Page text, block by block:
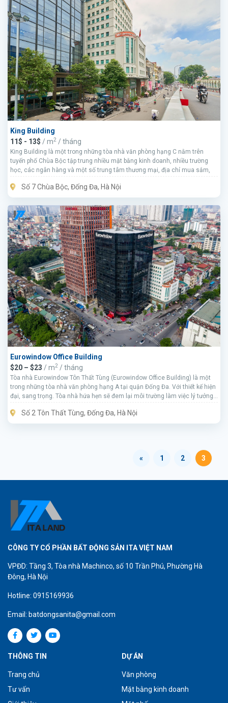
King Building
11$ - 13$ / m2 / tháng
King Building là một trong những tòa nhà văn phòng hạng C nằm trên
tuyến phố Chùa Bộc tập trung nhiều mặt bằng kinh doanh, nhiều trường
học, các ngân hàng và một số trung tâm thương mại, địa chỉ mua sắm,
Số 7 Chùa Bộc, Đống Đa, Hà Nội
Eurowindow Office Building
$20 – $23 / m2 / tháng
Tòa nhà Eurowindow Tôn Thất Tùng (Eurowindow Office Building) là một
trong những tòa nhà văn phòng hạng A tại quận Đống Đa. Với thiết kế hiện
đại, sang trọng. Tòa nhà hứa hẹn sẽ đem lại môi trường làm việc lý tưởng
Số 2 Tôn Thất Tùng, Đống Đa, Hà Nội
« 1 2 3
CÔNG TY CỔ PHẦN BẤT ĐỘNG SẢN ITA VIỆT NAM
VPĐD: Tầng 3, Tòa nhà Machinco, số 10 Trần Phú, Phường Hà
Đông, Hà Nội
Hotline: 0915169936
Email: batdongsanita@gmail.com
THÔNG TIN
Trang chủ
Tư vấn
DỰ ÁN
Văn phòng
Mặt bằng kinh doanh